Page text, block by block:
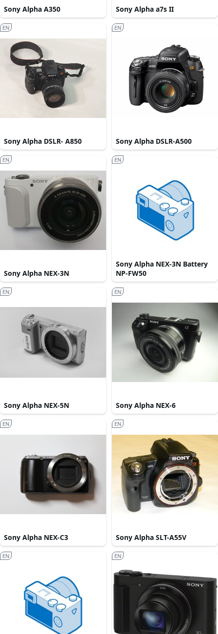
Sony Alpha A350 Sony Alpha a7s II
Sony Alpha DSLR- A850
EN
Sony Alpha DSLR-A500
EN
Sony Alpha NEX-3N
EN
Sony Alpha NEX-3N Battery
NP-FW50
EN
Sony Alpha NEX-5N
EN
Sony Alpha NEX-6
EN
Sony Alpha NEX-C3
EN
Sony Alpha SLT-A55V
EN
EN EN